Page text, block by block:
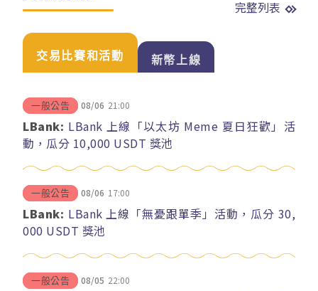
完整列表
交易比賽和活動 新幣上線
一般公告 08/06 21:00
LBank: LBank 上線「以太坊 Meme 夏日狂歡」活
動，瓜分 10,000 USDT 獎池
一般公告 08/06 17:00
LBank: LBank 上線「無憂跟單季」活動，瓜分 30,
000 USDT 獎池
一般公告 08/05 22:00